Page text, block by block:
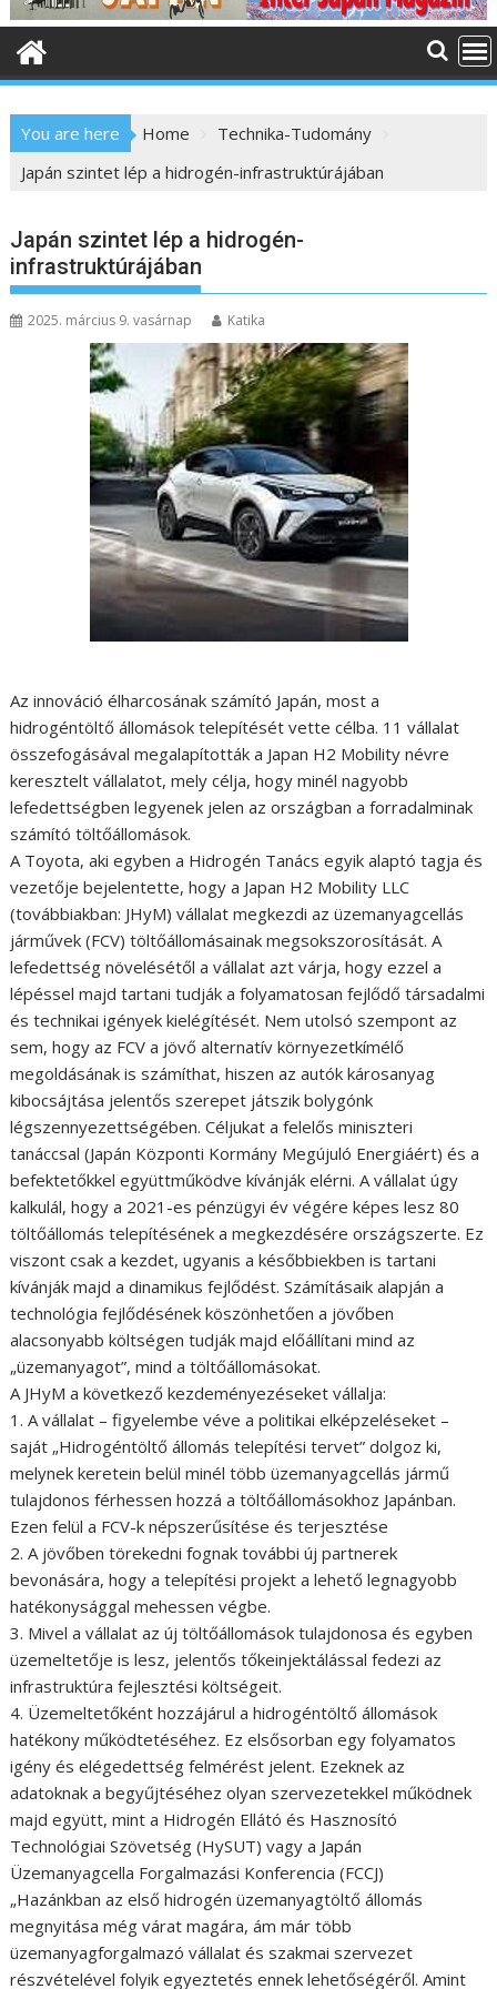
n
e
You are here Home
Technika-Tudomány
Japán szintet lép a hidrogén-infrastruktúrájában
Japán szintet lép a hidrogén-
infrastruktúrájában
2025. március 9. vasárnap Katika
Az innováció élharcosának számító Japán, most a
hidrogéntöltő állomások telepítését vette célba. 11 vállalat
összefogásával megalapították a Japan H2 Mobility névre
keresztelt vállalatot, mely célja, hogy minél nagyobb
lefedettségben legyenek jelen az országban a forradalminak
számító töltőállomások.
A Toyota, aki egyben a Hidrogén Tanács egyik alaptó tagja és
vezetője bejelentette, hogy a Japan H2 Mobility LLC
(továbbiakban: JHyM) vállalat megkezdi az üzemanyagcellás
járművek (FCV) töltőállomásainak megsokszorosítását. A
lefedettség növelésétől a vállalat azt várja, hogy ezzel a
lépéssel majd tartani tudják a folyamatosan fejlődő társadalmi
és technikai igények kielégítését. Nem utolsó szempont az
sem, hogy az FCV a jövő alternatív környezetkímélő
megoldásának is számíthat, hiszen az autók károsanyag
kibocsájtása jelentős szerepet játszik bolygónk
légszennyezettségében. Céljukat a felelős miniszteri
tanáccsal (Japán Központi Kormány Megújuló Energiáért) és a
befektetőkkel együttműködve kívánják elérni. A vállalat úgy
kalkulál, hogy a 2021-es pénzügyi év végére képes lesz 80
töltőállomás telepítésének a megkezdésére országszerte. Ez
viszont csak a kezdet, ugyanis a későbbiekben is tartani
kívánják majd a dinamikus fejlődést. Számításaik alapján a
technológia fejlődésének köszönhetően a jövőben
alacsonyabb költségen tudják majd előállítani mind az
„üzemanyagot”, mind a töltőállomásokat.
A JHyM a következő kezdeményezéseket vállalja:
1. A vállalat – figyelembe véve a politikai elképzeléseket –
saját „Hidrogéntöltő állomás telepítési tervet” dolgoz ki,
melynek keretein belül minél több üzemanyagcellás jármű
tulajdonos férhessen hozzá a töltőállomásokhoz Japánban.
Ezen felül a FCV-k népszerűsítése és terjesztése
2. A jövőben törekedni fognak további új partnerek
bevonására, hogy a telepítési projekt a lehető legnagyobb
hatékonysággal mehessen végbe.
3. Mivel a vállalat az új töltőállomások tulajdonosa és egyben
üzemeltetője is lesz, jelentős tőkeinjektálással fedezi az
infrastruktúra fejlesztési költségeit.
4. Üzemeltetőként hozzájárul a hidrogéntöltő állomások
hatékony működtetéséhez. Ez elsősorban egy folyamatos
igény és elégedettség felmérést jelent. Ezeknek az
adatoknak a begyűjtéséhez olyan szervezetekkel működnek
majd együtt, mint a Hidrogén Ellátó és Hasznosító
Technológiai Szövetség (HySUT) vagy a Japán
Üzemanyagcella Forgalmazási Konferencia (FCCJ)
„Hazánkban az első hidrogén üzemanyagtöltő állomás
megnyitása még várat magára, ám már több
üzemanyagforgalmazó vállalat és szakmai szervezet
részvételével folyik egyeztetés ennek lehetőségéről. Amint